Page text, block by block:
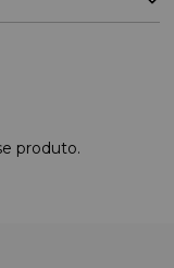
produto.